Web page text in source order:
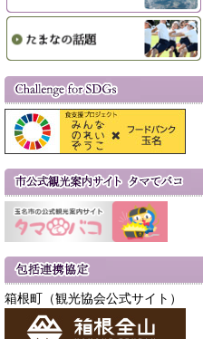
箱根町（観光協会公式サイト）